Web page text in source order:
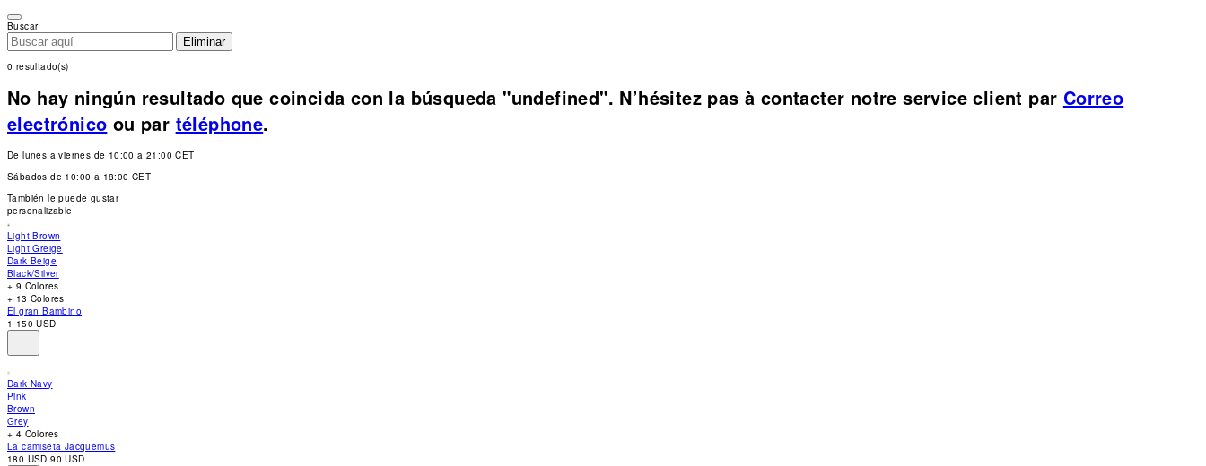
note:
This
website
an
system.
Press
Control-
F11
adjust
website
to
people
with
visual
disabilities
who
are
using
a
screen
reader;
Press
F10
to
open
an
accessibility
menu.
Buscar
Eliminar
0 resultado(s)
No hay ningún resultado que coincida con la búsqueda "undefined". N’hésitez pas à contacter notre service client par Correo
electrónico ou par téléphone.
De lunes a viernes de 10:00 a 21:00 CET
Sábados de 10:00 a 18:00 CET
También le puede gustar
personalizable
Light Brown
Light Greige
Dark Beige
Black/Silver
+ 9 Colores
+ 13 Colores
El gran Bambino
1 150 USD
Dark Navy
Pink
Brown
Grey
+ 4 Colores
La camiseta Jacquemus
180 USD90 USD